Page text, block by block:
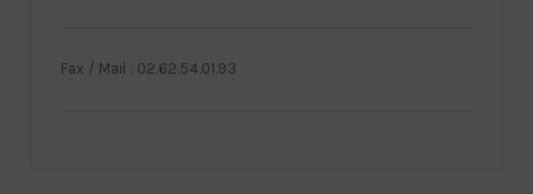
Fax / Mail : 02.62.54.01.93